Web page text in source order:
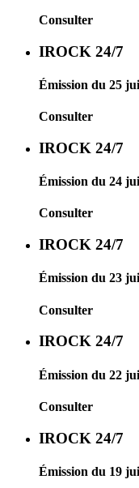
Consulter
IROCK 24/7
Émission du 25
Consulter
IROCK 24/7
Émission du 24
Consulter
IROCK 24/7
Émission du 23
Consulter
IROCK 24/7
Émission du 22
Consulter
IROCK 24/7
Émission du 19